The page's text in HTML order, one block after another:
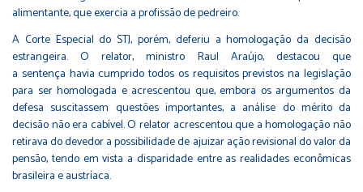
alimentante, que exercia a profissão de pedreiro.
A Corte Especial do STJ, porém, deferiu a homologação da decisão
estrangeira. O relator, ministro Raul Araújo, destacou que
a sentença havia cumprido todos os requisitos previstos na legislação
para ser homologada e acrescentou que, embora os argumentos da
defesa suscitassem questões importantes, a análise do mérito da
decisão não era cabível. O relator acrescentou que a homologação não
retirava do devedor a possibilidade de ajuizar ação revisional do valor da
pensão, tendo em vista a disparidade entre as realidades econômicas
brasileira e austríaca.